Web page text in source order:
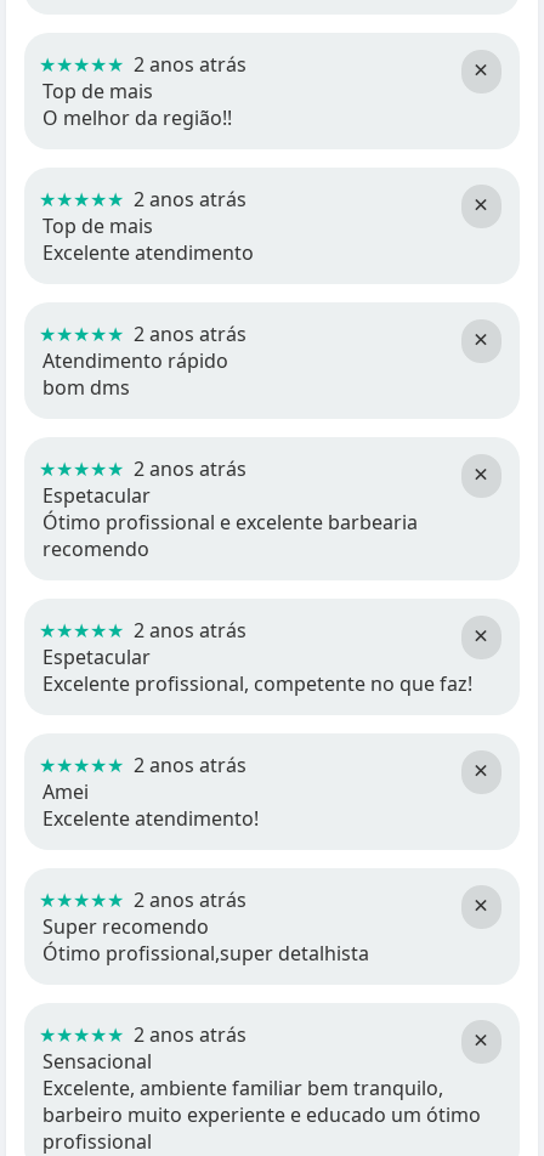
×
★★★★★ 2 anos atrás
Top de mais
O melhor da região!!
×
★★★★★ 2 anos atrás
Top de mais
Excelente atendimento
×
★★★★★ 2 anos atrás
Atendimento rápido
bom dms
×
★★★★★ 2 anos atrás
Espetacular
Ótimo profissional e excelente barbearia
recomendo
×
★★★★★ 2 anos atrás
Espetacular
Excelente profissional, competente no que faz!
×
★★★★★ 2 anos atrás
Amei
Excelente atendimento!
×
★★★★★ 2 anos atrás
Super recomendo
Ótimo profissional,super detalhista
×
★★★★★ 2 anos atrás
Sensacional
Excelente, ambiente familiar bem tranquilo,
barbeiro muito experiente e educado um ótimo
profissional